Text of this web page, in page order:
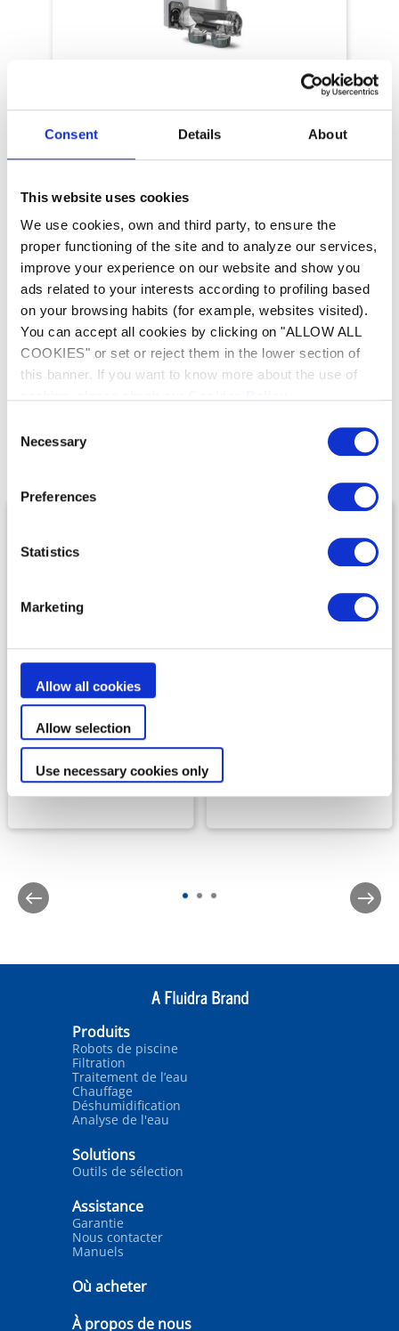
Consent Details About
This website uses cookies
We use cookies, own and third party, to ensure the
proper functioning of the site and to analyze our services,
improve your experience on our website and show you
ads related to your interests according to profiling based
on your browsing habits (for example, websites visited).
You can accept all cookies by clicking on "ALLOW ALL
COOKIES" or set or reject them in the lower section of
this banner. If you want to know more about the use of
Selection
Necessary
Preferences
Statistics
Marketing
Allow all cookies
Allow selection
Use necessary cookies only
eXO®
Une eau maîtrisée en toute sérénité
Contrôle tout-en-1
Wi-Fi intégré
Tous types de piscines
Système évolutif
Contrôle iAquaLink®
Mode Couverture
Contient du titane
Traitement de l’eau
eXO® iQ
UNE EAU MAÎTRISÉE EN
TOUTE SÉRÉNITÉ
TOUTE SÉRÉNITÉ
Produits
Robots de piscine
Filtration
Traitement de l’eau
Chauffage
Déshumidification
Analyse de l'eau
Solutions
Outils de sélection
Assistance
Garantie
Nous contacter
Manuels
Où acheter
À propos de nous